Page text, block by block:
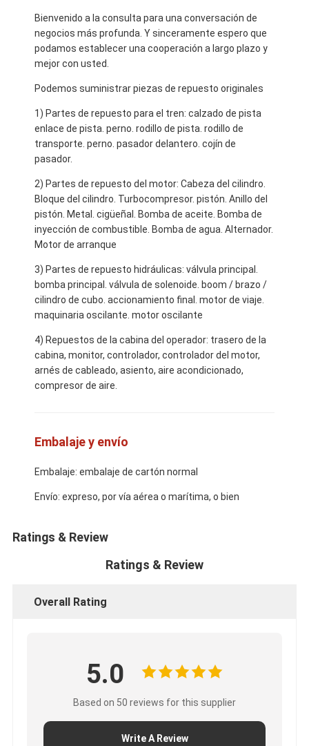
Bienvenido a la consulta para una conversación de
negocios más profunda. Y sinceramente espero que
podamos establecer una cooperación a largo plazo y
mejor con usted.
Podemos suministrar piezas de repuesto originales
1) Partes de repuesto para el tren: calzado de pista
enlace de pista. perno. rodillo de pista. rodillo de
transporte. perno. pasador delantero. cojín de
pasador.
2) Partes de repuesto del motor: Cabeza del cilindro.
Bloque del cilindro. Turbocompresor. pistón. Anillo del
pistón. Metal. cigüeñal. Bomba de aceite. Bomba de
inyección de combustible. Bomba de agua. Alternador.
Motor de arranque
3) Partes de repuesto hidráulicas: válvula principal.
bomba principal. válvula de solenoide. boom / brazo /
cilindro de cubo. accionamiento final. motor de viaje.
maquinaria oscilante. motor oscilante
4) Repuestos de la cabina del operador: trasero de la
cabina, monitor, controlador, controlador del motor,
arnés de cableado, asiento, aire acondicionado,
compresor de aire.
Embalaje y envío
Embalaje: embalaje de cartón normal
Envío: expreso, por vía aérea o marítima, o bien
Ratings & Review
Ratings & Review
Overall Rating
5.0
Based on 50 reviews for this supplier
Write A Review